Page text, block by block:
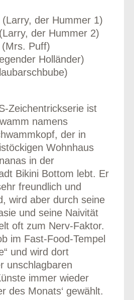
der Hummer 1)
der Hummer 2)
Puff)
Holländer)
Zeichentrickserie ist
namens
der in
Wohnhaus
in der
Bikini Bottom lebt. Er
freundlich und
wird aber durch seine
und seine Naivität
oft zum Nerv-Faktor.
im Fast-Food-Tempel
und wird dort
unschlagbaren
immer wieder
des Monats‘ gewählt.